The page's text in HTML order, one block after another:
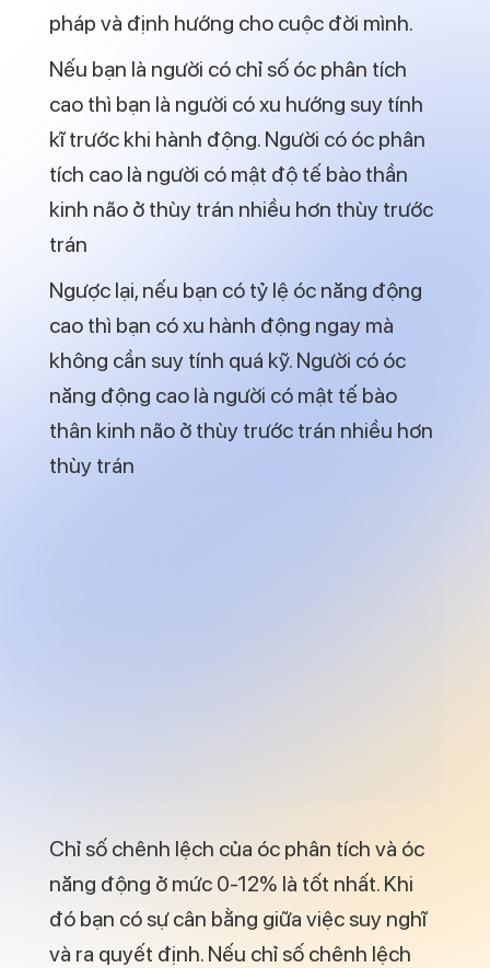
pháp và định hướng cho cuộc đời mình.
Nếu bạn là người có chỉ số óc phân tích
cao thì bạn là người có xu hướng suy tính
kĩ trước khi hành động. Người có óc phân
tích cao là người có mật độ tế bào thần
kinh não ở thùy trán nhiều hơn thùy trước
trán
Ngược lại, nếu bạn có tỷ lệ óc năng động
cao thì bạn có xu hành động ngay mà
không cần suy tính quá kỹ. Người có óc
năng động cao là người có mật tế bào
thân kinh não ở thùy trước trán nhiều hơn
thùy trán
Chỉ số chênh lệch của óc phân tích và óc
năng động ở mức 0-12% là tốt nhất. Khi
đó bạn có sự cân bằng giữa việc suy nghĩ
và ra quyết định. Nếu chỉ số chênh lệch